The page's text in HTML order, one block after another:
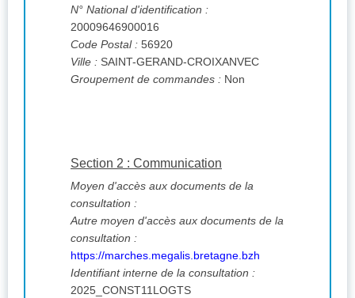
N° National d'identification :
20009646900016
Code Postal : 56920
Ville : SAINT-GERAND-CROIXANVEC
Groupement de commandes : Non
Section 2 : Communication
Moyen d'accès aux documents de la
consultation :
Autre moyen d'accès aux documents de la
consultation :
https://marches.megalis.bretagne.bzh
Identifiant interne de la consultation :
2025_CONST11LOGTS